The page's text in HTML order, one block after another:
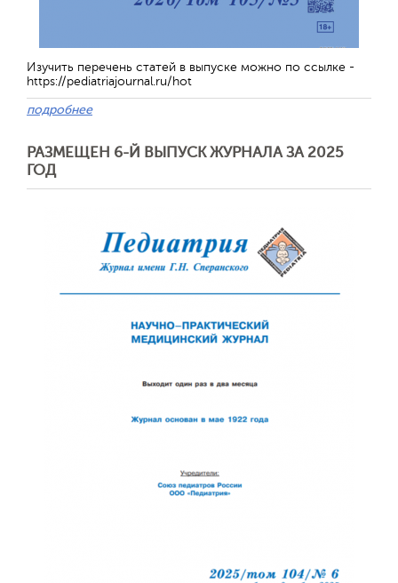
Изучить перечень статей в выпуске можно по ссылке -
https://pediatriajournal.ru/hot
подробнее
РАЗМЕЩЕН 6-Й ВЫПУСК ЖУРНАЛА ЗА 2025
ГОД